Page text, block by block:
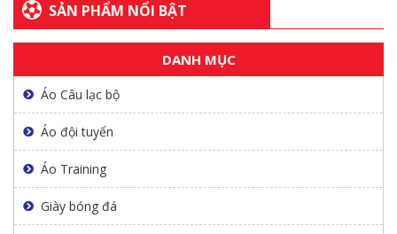
XEM THÊM
SẢN PHẨM NỔI BẬT
DANH MỤC
Áo Câu lạc bộ
Áo đội tuyển
Áo Training
Giày bóng đá